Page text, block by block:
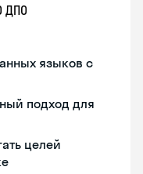
ДПО
языков с
подход для
целей